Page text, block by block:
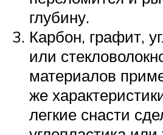
глубину.
Карбон, графит,
или
материалов
же
легкие снасти